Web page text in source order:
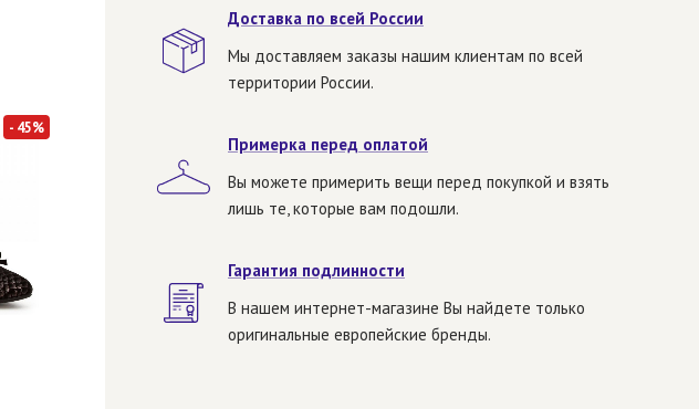
- 45%
Доставка по всей России
Мы доставляем заказы нашим клиентам по всей
территории России.
Примерка перед оплатой
Вы можете примерить вещи перед покупкой и взять
лишь те, которые вам подошли.
Гарантия подлинности
В нашем интернет-магазине Вы найдете только
оригинальные европейские бренды.